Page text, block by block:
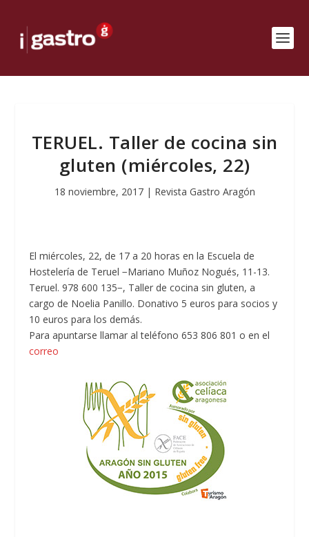
TERUEL. Taller de cocina sin
gluten (miércoles, 22)
18 noviembre, 2017| Revista Gastro Aragón
El miércoles, 22, de 17 a 20 horas en la Escuela de
Hostelería de Teruel −Mariano Muñoz Nogués, 11-13.
Teruel. 978 600 135−, Taller de cocina sin gluten, a
cargo de Noelia Panillo. Donativo 5 euros para socios y
10 euros para los demás.
Para apuntarse llamar al teléfono 653 806 801 o en el
correo